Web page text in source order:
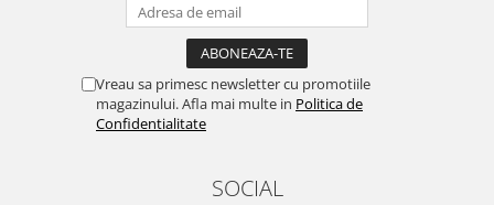
Vreau sa primesc newsletter cu promotiile
magazinului. Afla mai multe in Politica de
Confidentialitate
SOCIAL